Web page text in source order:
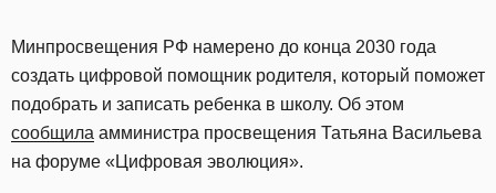
Минпросвещения РФ намерено до конца 2030 года
создать цифровой помощник родителя, который поможет
подобрать и записать ребенка в школу. Об этом
сообщила амминистра просвещения Татьяна Васильева
на форуме «Цифровая эволюция».